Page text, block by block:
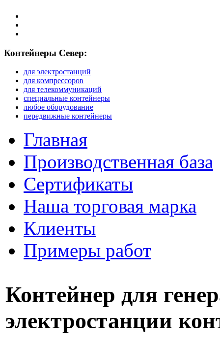
Контейнеры Север:
для электростанций
для компрессоров
для телекоммуникаций
специальные контейнеры
любое оборудование
передвижные контейнеры
Главная
Производственная база
Сертификаты
Наша торговая марка
Клиенты
Примеры работ
Контейнер для
электростанции